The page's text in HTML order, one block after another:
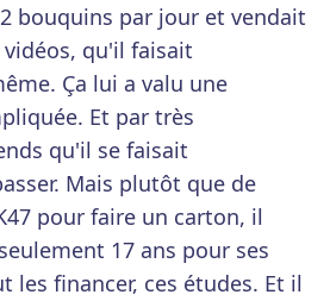
bouquins par jour et vendait
qu'il faisait
Ça lui a valu une
Et par très
qu'il se faisait
Mais plutôt que de
pour faire un carton, il
17 ans pour ses
les financer, ces études. Et il